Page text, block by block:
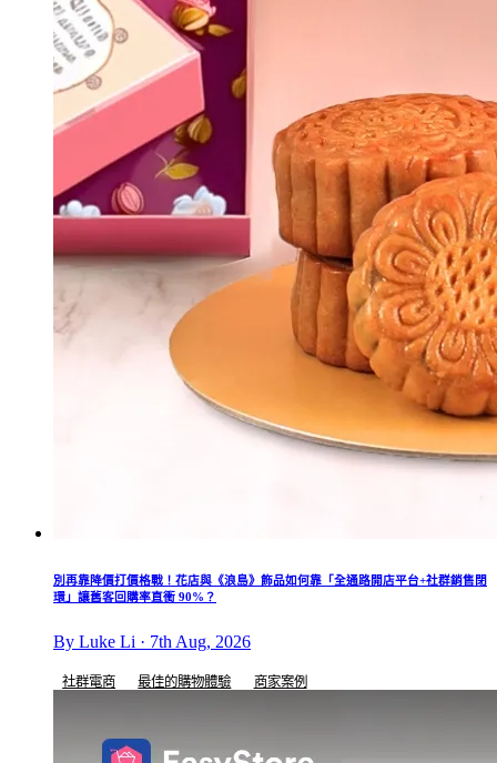
別再靠降價打價格戰！花店與《浪島》飾品如何靠「全通路開店平台+社群銷售閉
環」讓舊客回購率直衝 90%？
By Luke Li · 7th Aug, 2026
社群電商 最佳的購物體驗 商家案例